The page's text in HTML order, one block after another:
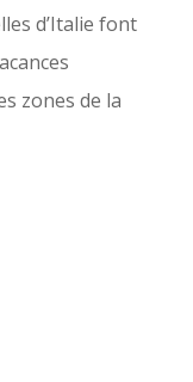
d’Italie font
zones de la